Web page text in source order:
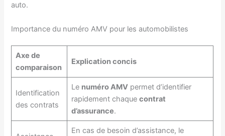
auto.
Importance du numéro AMV pour les automobilistes
Axe de
comparaison
Explication concis
Identification
des contrats
Le numéro AMVpermet d’identifier
rapidement chaque contrat
d’assurance.
En cas de besoin d’assistance, le